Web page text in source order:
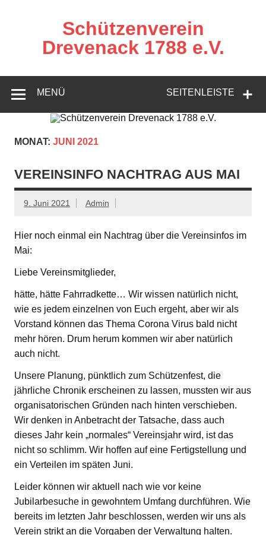
Schützenverein
Drevenack 1788 e.V.
SEITENLEISTE
MENÜ
MONAT: JUNI 2021
VEREINSINFO NACHTRAG AUS MAI
9. Juni 2021 Admin
Hier noch einmal ein Nachtrag über die Vereinsinfos im
Mai:
Liebe Vereinsmitglieder,
hätte, hätte Fahrradkette… Wir wissen natürlich nicht,
wie es jedem einzelnen von Euch ergeht, aber wir als
Vorstand können das Thema Corona Virus bald nicht
mehr hören. Drum herum kommen wir aber natürlich
auch nicht.
Unsere Planung, pünktlich zum Schützenfest, die
jährliche Chronik erscheinen zu lassen, mussten wir aus
organisatorischen Gründen nach hinten verschieben.
Wir denken in Anbetracht der Tatsache, dass auch
dieses Jahr kein „normales“ Vereinsjahr wird, ist das
nicht so schlimm. Wir hoffen auf eine Fertigstellung und
ein Verteilen im späten Juni.
Leider können wir aktuell nach wie vor keine
Jubilarbesuche in gewohntem Umfang durchführen. Wie
bereits im letzten Jahr beschlossen, werden wir uns als
Verein strikt an die Vorgaben der Verwaltung halten.